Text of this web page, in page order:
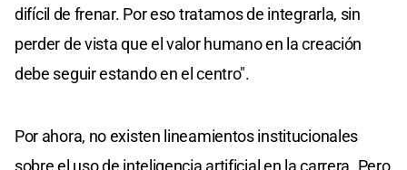
difícil de frenar. Por eso tratamos de integrarla, sin
perder de vista que el valor humano en la creación
debe seguir estando en el centro".
Por ahora, no existen lineamientos institucionales
sobre el uso de inteligencia artificial en la carrera. Pero